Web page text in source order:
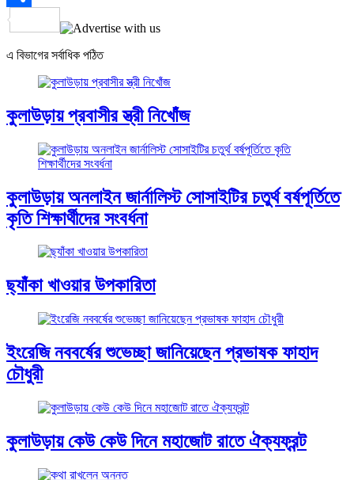
Share
এ বিভাগের সর্বাধিক পঠিত
কুলাউড়ায় প্রবাসীর স্ত্রী নিখোঁজ
কুলাউড়ায় অনলাইন জার্নালিস্ট সোসাইটির চতুর্থ বর্ষপূর্তিতে
কৃতি শিক্ষার্থীদের সংবর্ধনা
ছ্যাঁকা খাওয়ার উপকারিতা
ইংরেজি নববর্ষের শুভেচ্ছা জানিয়েছেন প্রভাষক ফাহাদ
চৌধুরী
কুলাউড়ায় কেউ কেউ দিনে মহাজোট রাতে ঐক্যফ্রন্ট